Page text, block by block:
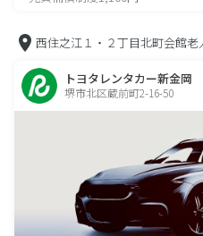
西住之江１・２丁目北町会館老
トヨタレンタカー新金岡
堺市北区蔵前町2-16-50